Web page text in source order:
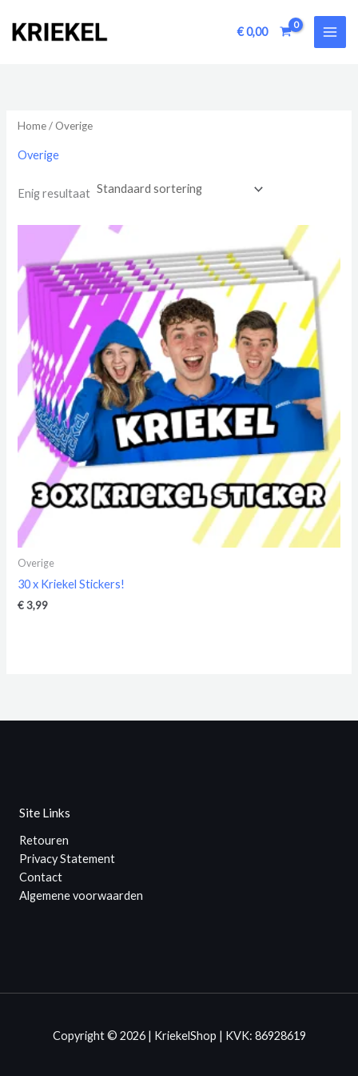
naar
€0,00
Home/ Overige
Overige
Enig resultaat
Overige
30 x Kriekel Stickers!
€3,99
Site Links
Retouren
Privacy Statement
Contact
Algemene voorwaarden
Copyright © 2026 | KriekelShop | KVK: 86928619